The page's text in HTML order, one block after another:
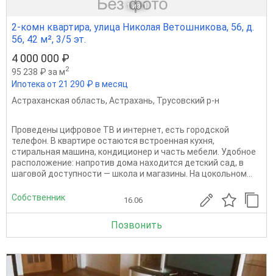
1 из 1
2-комн квартира, улица Николая Ветошникова, 56, д.
56, 42 м², 3/5 эт.
4 000 000 ₽
95 238 ₽ за м2
Ипотека от 21 290 ₽ в месяц
Астраханская область, Астрахань, Трусовский р-н
Проведены цифровое ТВ и интернет, есть городской
телефон. В квартире остаются встроенная кухня,
стиральная машина, кондиционер и часть мебели. Удобное
расположение: напротив дома находится детский сад, в
шаговой доступности — школа и магазины. На цокольном...
Собственник 16.06
Позвонить